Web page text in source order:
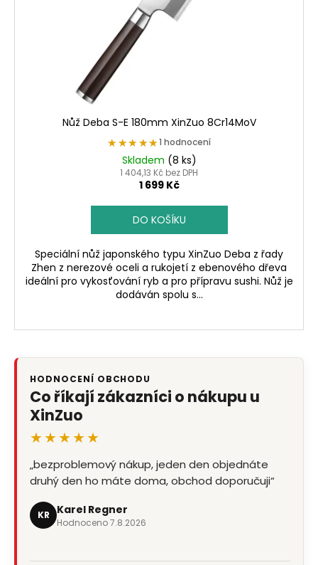
Nůž Deba S-E 180mm XinZuo 8Cr14MoV
★★★★★
★★★★★1 hodnocení
Skladem (8 ks)
1 404,13 Kč bez DPH
1 699 Kč
DO KOŠÍKU
Speciální nůž japonského typu XinZuo Deba z řady
Zhen z nerezové oceli a rukojetí z ebenového dřeva
ideální pro vykosťování ryb a pro přípravu sushi. Nůž je
dodáván spolu s...
HODNOCENÍ OBCHODU
Co říkají zákazníci o nákupu u
XinZuo
★★★★★
„bezproblemový nákup, jeden den objednáte
druhý den ho máte doma, obchod doporučuji“
KR Karel Regner
Hodnoceno 7.8.2026